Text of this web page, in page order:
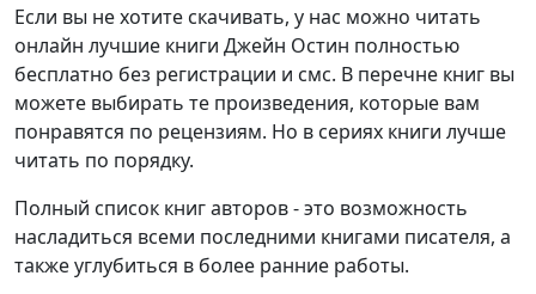
Если вы не хотите скачивать, у нас можно читать
онлайн лучшие книги Джейн Остин полностью
бесплатно без регистрации и смс. В перечне книг вы
можете выбирать те произведения, которые вам
понравятся по рецензиям. Но в сериях книги лучше
читать по порядку.
Полный список книг авторов - это возможность
насладиться всеми последними книгами писателя, а
также углубиться в более ранние работы.